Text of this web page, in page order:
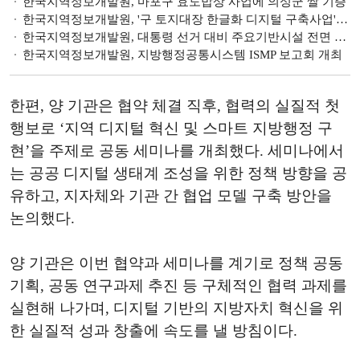
한국지역정보개발원, '구 토지대장 한글화 디지털 구축사업' 본격 착수
한국지역정보개발원, 대통령 선거 대비 주요기반시설 전면 점검
한국지역정보개발원, 지방행정공통시스템 ISMP 보고회 개최
한편, 양 기관은 협약 체결 직후, 협력의 실질적 첫
행보로 ‘지역 디지털 혁신 및 스마트 지방행정 구
현’을 주제로 공동 세미나를 개최했다. 세미나에서
는 공공 디지털 생태계 조성을 위한 정책 방향을 공
유하고, 지자체와 기관 간 협업 모델 구축 방안을
논의했다.
양 기관은 이번 협약과 세미나를 계기로 정책 공동
기획, 공동 연구과제 추진 등 구체적인 협력 과제를
실현해 나가며, 디지털 기반의 지방자치 혁신을 위
한 실질적 성과 창출에 속도를 낼 방침이다.